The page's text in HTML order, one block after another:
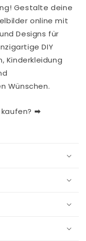
Gestalte deine
online mit
Designs für
DIY
Kinderkleidung
Wünschen.
➡︎